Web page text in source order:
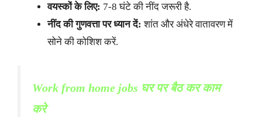
वयस्कों के लिए: 7-8 घंटे की नींद जरूरी है.
नींद की गुणवत्ता पर ध्यान दें: शांत और अंधेरे वातावरण में
सोने की कोशिश करें.
Work from home jobs घर पर बैठ कर काम
करे